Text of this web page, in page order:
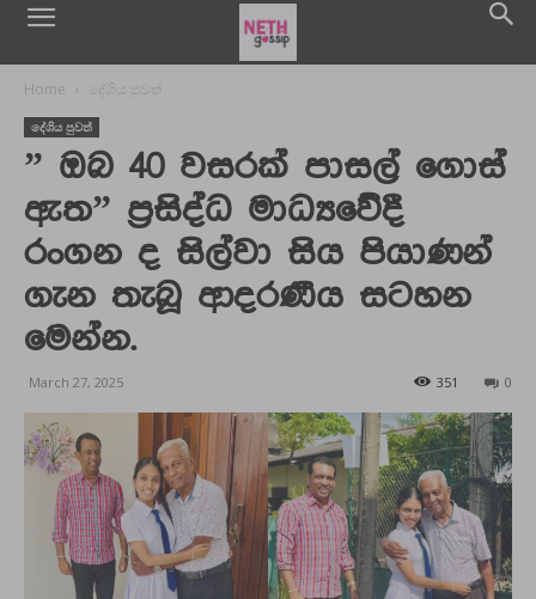
Home දේශිය පුවත්
දේශිය පුවත්
” ඔබ 40 වසරක් පාසල් ගොස්
ඇත” ප්‍රසිද්ධ මාධ්‍යවේදී
රංගන ද සිල්වා සිය පියාණන්
ගැන තැබූ ආදරණීය සටහන
මෙන්න.
March 27, 2025 0
351